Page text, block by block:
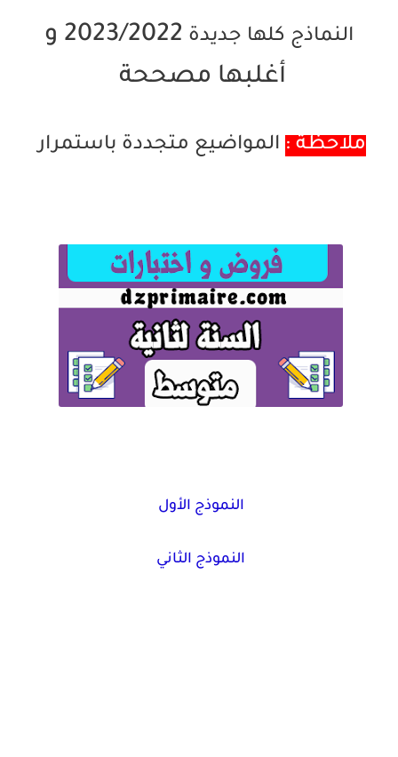
النماذج كلها جديدة
2023/2022 و
أغلبها مصححة
ملاحظة : المواضيع متجددة باستمرار
النموذج الأول
النموذج الثاني